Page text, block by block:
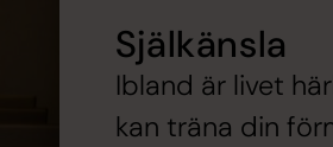
Själkänsla
Ibland är livet
kan träna din